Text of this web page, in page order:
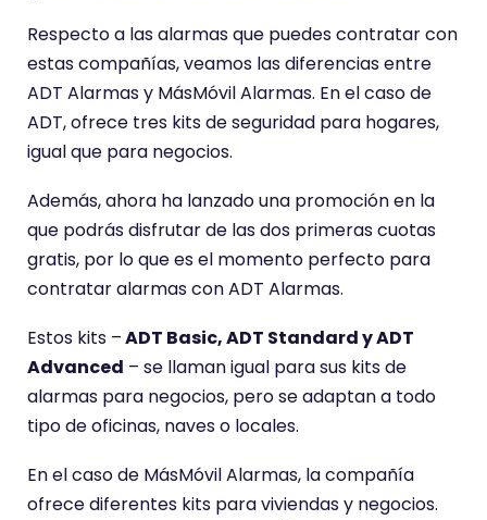
Respecto a las alarmas que puedes contratar con
estas compañías, veamos las diferencias entre
ADT Alarmas y MásMóvil Alarmas. En el caso de
ADT, ofrece tres kits de seguridad para hogares,
igual que para negocios.
Además, ahora ha lanzado una promoción en la
que podrás disfrutar de las dos primeras cuotas
gratis, por lo que es el momento perfecto para
contratar alarmas con ADT Alarmas.
Estos kits –ADT Basic, ADT Standard y ADT
Advanced – se llaman igual para sus kits de
alarmas para negocios, pero se adaptan a todo
tipo de oficinas, naves o locales.
En el caso de MásMóvil Alarmas, la compañía
ofrece diferentes kits para viviendas y negocios.